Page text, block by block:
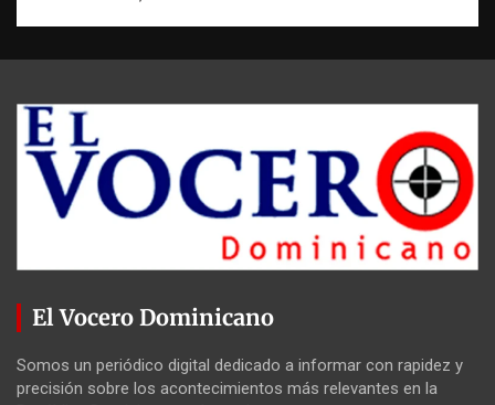
El Vocero Dominicano
Somos un periódico digital dedicado a informar con rapidez y
precisión sobre los acontecimientos más relevantes en la